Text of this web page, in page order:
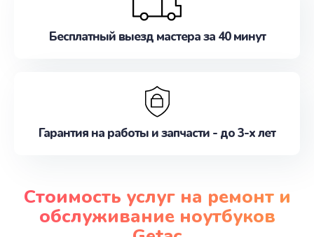
Бесплатный выезд мастера за 40 минут
Гарантия на работы и запчасти - до 3-х лет
Стоимость услуг на ремонт и
обслуживание ноутбуков